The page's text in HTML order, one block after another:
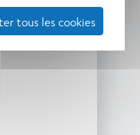
tous les cookies